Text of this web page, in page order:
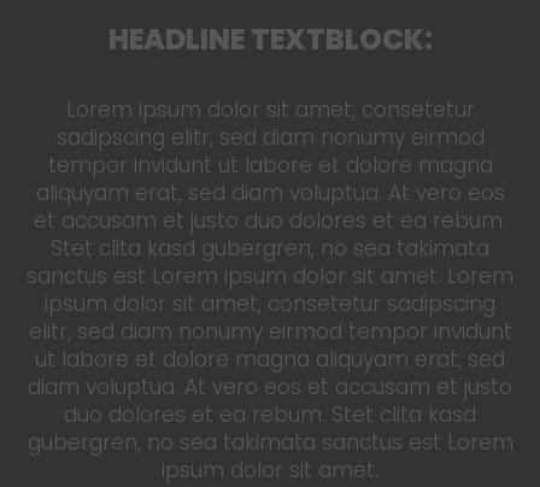
HEADLINE TEXTBLOCK:
Lorem ipsum dolor sit amet, consetetur
sadipscing elitr, sed diam nonumy eirmod
tempor invidunt ut labore et dolore magna
aliquyam erat, sed diam voluptua. At vero eos
et accusam et justo duo dolores et ea rebum.
Stet clita kasd gubergren, no sea takimata
sanctus est Lorem ipsum dolor sit amet. Lorem
ipsum dolor sit amet, consetetur sadipscing
elitr, sed diam nonumy eirmod tempor invidunt
ut labore et dolore magna aliquyam erat, sed
diam voluptua. At vero eos et accusam et justo
duo dolores et ea rebum. Stet clita kasd
gubergren, no sea takimata sanctus est Lorem
ipsum dolor sit amet.